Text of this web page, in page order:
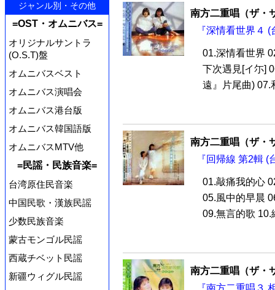
ジャンル別・その他
=OST・オムニバス=
オリジナルサントラ
(O.S.T)盤
オムニバスベスト
オムニバス演唱会
オムニバス港台版
オムニバス韓国語版
オムニバスMTV他
=民謡・民族音楽=
台湾原住民音楽
中国民歌・漢族民謡
少数民族音楽
蒙古モンゴル民謡
西蔵チベット民謡
新疆ウィグル民謡
南方二重唱（ザ・
『深情看世界４
01.深情看世界
下次遇見[イ尓]
遠』片尾曲) 07.
南方二重唱（ザ・
『回帰線 第2輯
01.敲痛我的心
05.風中的早晨
09.無言的歌 10.
南方二重唱（ザ・
『南方二重唱３